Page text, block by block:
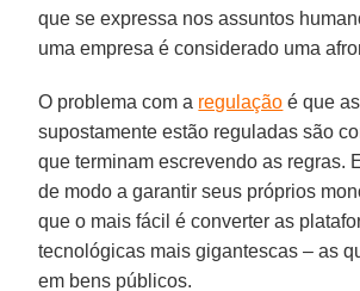
que se expressa nos assuntos
uma empresa é considerado uma
O problema com a regulação é que
supostamente estão reguladas são
que terminam escrevendo as regras.
de modo a garantir seus próprios
que o mais fácil é converter as
tecnológicas mais gigantescas – as
em bens públicos.